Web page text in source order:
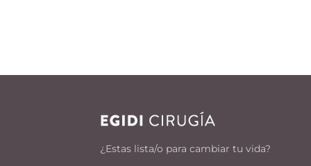
¿Estas lista/o para cambiar tu vida?